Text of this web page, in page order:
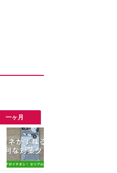
一ヶ月